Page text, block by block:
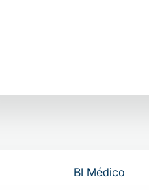
BI Médico